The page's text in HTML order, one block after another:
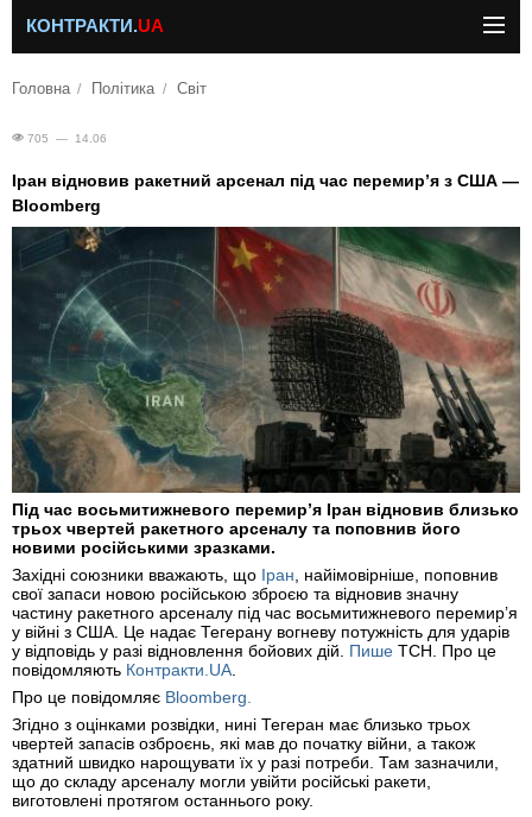
КОНТРАКТИ.UA
Головна Політика Світ
705 — 14.06
Іран відновив ракетний арсенал під час перемир’я з США —
Bloomberg
Під час восьмитижневого перемир’я Іран відновив близько
трьох чвертей ракетного арсеналу та поповнив його
новими російськими зразками.
Західні союзники вважають, що Іран, найімовірніше, поповнив
свої запаси новою російською зброєю та відновив значну
частину ракетного арсеналу під час восьмитижневого перемир’я
у війні з США. Це надає Тегерану вогневу потужність для ударів
у відповідь у разі відновлення бойових дій. Пише ТСН. Про це
повідомляють Контракти.UA.
Про це повідомляє Bloomberg.
Згідно з оцінками розвідки, нині Тегеран має близько трьох
чвертей запасів озброєнь, які мав до початку війни, а також
здатний швидко нарощувати їх у разі потреби. Там зазначили,
що до складу арсеналу могли увійти російські ракети,
виготовлені протягом останнього року.